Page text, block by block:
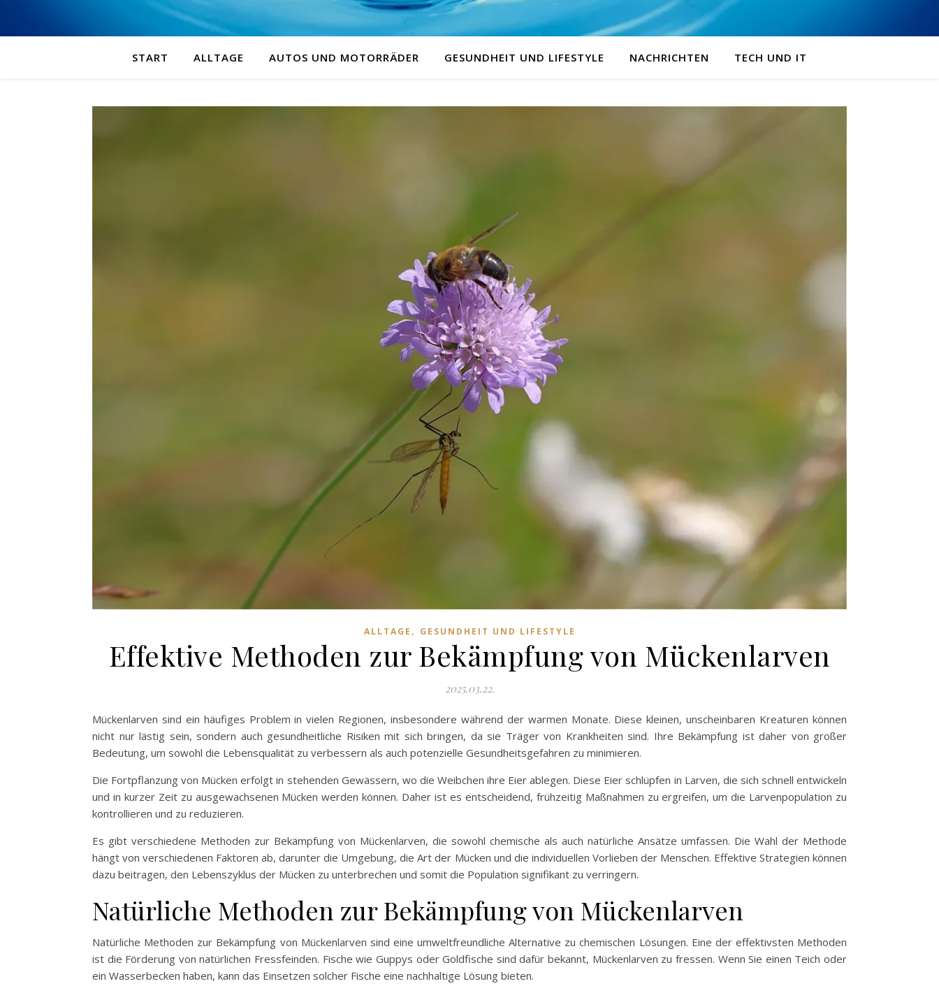
START ALLTAGE AUTOS UND MOTORRÄDER GESUNDHEIT UND LIFESTYLE NACHRICHTEN TECH UND IT
ALLTAGE , GESUNDHEIT UND LIFESTYLE
Effektive Methoden zur Bekämpfung von Mückenlarven
2025.03.22.
Mückenlarven sind ein häufiges Problem in vielen Regionen, insbesondere während der warmen Monate. Diese kleinen, unscheinbaren Kreaturen können
nicht nur lästig sein, sondern auch gesundheitliche Risiken mit sich bringen, da sie Träger von Krankheiten sind. Ihre Bekämpfung ist daher von großer
Bedeutung, um sowohl die Lebensqualität zu verbessern als auch potenzielle Gesundheitsgefahren zu minimieren.
Die Fortpflanzung von Mücken erfolgt in stehenden Gewässern, wo die Weibchen ihre Eier ablegen. Diese Eier schlüpfen in Larven, die sich schnell entwickeln
und in kurzer Zeit zu ausgewachsenen Mücken werden können. Daher ist es entscheidend, frühzeitig Maßnahmen zu ergreifen, um die Larvenpopulation zu
kontrollieren und zu reduzieren.
Es gibt verschiedene Methoden zur Bekämpfung von Mückenlarven, die sowohl chemische als auch natürliche Ansätze umfassen. Die Wahl der Methode
hängt von verschiedenen Faktoren ab, darunter die Umgebung, die Art der Mücken und die individuellen Vorlieben der Menschen. Effektive Strategien können
dazu beitragen, den Lebenszyklus der Mücken zu unterbrechen und somit die Population signifikant zu verringern.
Natürliche Methoden zur Bekämpfung von Mückenlarven
Natürliche Methoden zur Bekämpfung von Mückenlarven sind eine umweltfreundliche Alternative zu chemischen Lösungen. Eine der effektivsten Methoden
ist die Förderung von natürlichen Fressfeinden. Fische wie Guppys oder Goldfische sind dafür bekannt, Mückenlarven zu fressen. Wenn Sie einen Teich oder
ein Wasserbecken haben, kann das Einsetzen solcher Fische eine nachhaltige Lösung bieten.